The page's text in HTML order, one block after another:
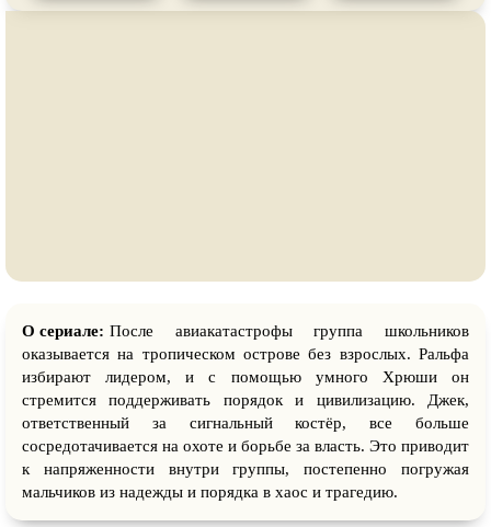
О сериале: После авиакатастрофы группа школьников
оказывается на тропическом острове без взрослых. Ральфа
избирают лидером, и с помощью умного Хрюши он
стремится поддерживать порядок и цивилизацию. Джек,
ответственный за сигнальный костёр, все больше
сосредотачивается на охоте и борьбе за власть. Это приводит
к напряженности внутри группы, постепенно погружая
мальчиков из надежды и порядка в хаос и трагедию.